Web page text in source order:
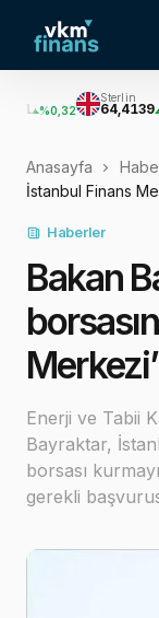
Sterlin
64,4139 %0,38
Anasayfa
İstanbul Finans
Haberler
Bakan
Enerji ve Tabii
Bayraktar,
borsası
gerekli